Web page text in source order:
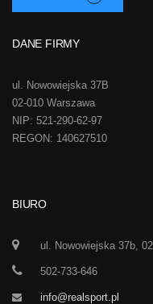
DANE FIRMY
ul. Nowowiejska 37B
02-010 Warszawa
NIP: 521-290-62-97
REGON: 140627510
BIURO
ul. Nowowiejska 37b,
502-733-646
info@realsport.pl